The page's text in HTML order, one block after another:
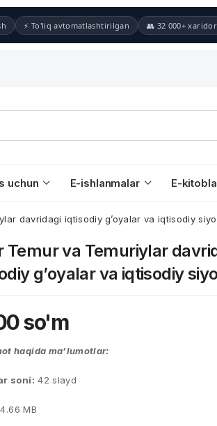
⚡ To'liq avtomatlashtirilgan 👥 32 000+ xaridor
uchun E-ishlanmalar E-
davridagi iqtisodiy g’oyalar va iqtisodiy
Temur va Temuriylar
g’oyalar va iqtisodiy
so'm
haqida ma’lumotlar:
soni: 42 slayd
4.66 MB